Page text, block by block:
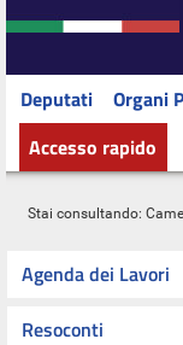
Deputati Organi
Accesso rapido
Stai consultando:
Agenda dei Lavori
Resoconti